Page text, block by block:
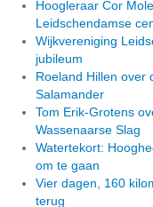
Hoogleraar Cor
Leidschendamse
Wijkvereniging
jubileum
Roeland Hillen over
Salamander
Tom Erik-Grotens
Wassenaarse Slag
Watertekort:
om te gaan
Vier dagen, 160
terug